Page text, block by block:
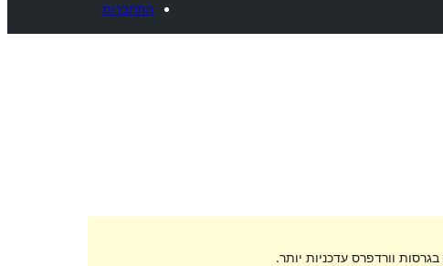
התחברות
וורדפרס עדכניות יותר.